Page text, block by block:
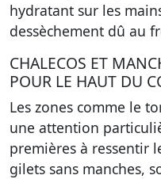
hydratant sur les
dessèchement dû au
CHALECOS ET
POUR LE HAUT DU
Les zones comme le
une attention
premières à ressentir
gilets sans manches,